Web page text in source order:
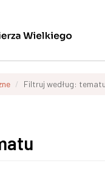
Filtruj według: tematu